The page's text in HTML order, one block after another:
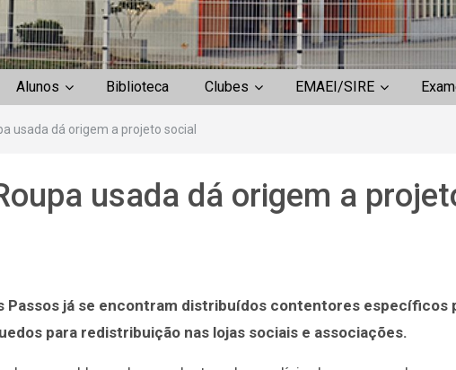
Alunos Biblioteca Clubes EMAEI/SIRE
usada dá origem a projeto social
usada dá origem a
Passos já se encontram distribuídos contentores específicos
para redistribuição nas lojas sociais e associações.
Entrega de
Escolares 2.º e 3.º